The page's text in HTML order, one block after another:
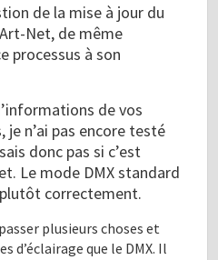
de la mise à jour du
Net, de même
processus à son
de vos
n’ai pas encore testé
donc pas si c’est
Le mode DMX standard
correctement.
plusieurs choses et
d’éclairage que le DMX. Il